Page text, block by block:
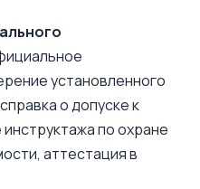
установленного
о допуске к
по охране
аттестация в